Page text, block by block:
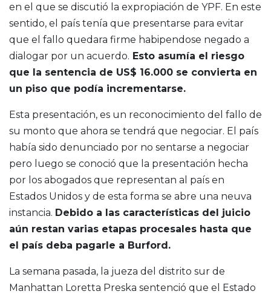
en el que se discutió la expropiación de YPF. En este
sentido, el país tenía que presentarse para evitar
que el fallo quedara firme habipendose negado a
dialogar por un acuerdo. Esto asumía el riesgo
que la sentencia de US$ 16.000 se convierta en
un piso que podía incrementarse.
Esta presentación, es un reconocimiento del fallo de
su monto que ahora se tendrá que negociar. El país
había sido denunciado por no sentarse a negociar
pero luego se conoció que la presentación hecha
por los abogados que representan al país en
Estados Unidos y de esta forma se abre una neuva
instancia. Debido a las características del juicio
aún restan varias etapas procesales hasta que
el país deba pagarle a Burford.
La semana pasada, la jueza del distrito sur de
Manhattan Loretta Preska sentenció que el Estado